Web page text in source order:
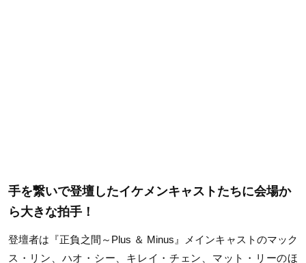
手を繋いで登壇したイケメンキャストたちに会場か
ら大きな拍手！
登壇者は『正負之間～Plus ＆ Minus』メインキャストのマック
ス・リン、ハオ・シー、キレイ・チェン、マット・リーのほ